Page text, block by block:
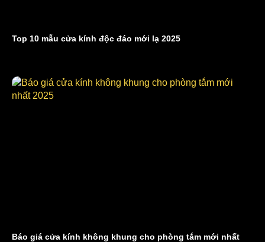
Top 10 mẫu cửa kính độc đáo mới lạ 2025
Báo giá cửa kính không khung cho phòng tắm mới nhất